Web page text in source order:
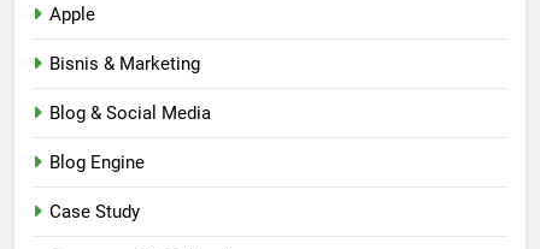
Apple
Bisnis & Marketing
Blog & Social Media
Blog Engine
Case Study